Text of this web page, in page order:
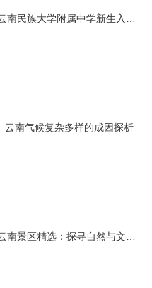
云南气候复杂多样的成因探析